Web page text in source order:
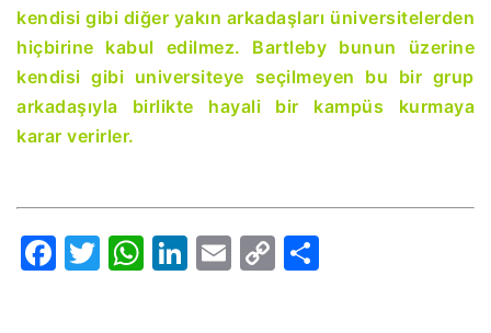
kendisi gibi diğer yakın arkadaşları üniversitelerden
hiçbirine kabul edilmez. Bartleby bunun üzerine
kendisi gibi universiteye seçilmeyen bu bir grup
arkadaşıyla birlikte hayali bir kampüs kurmaya
karar verirler.
Facebook
Twitter
WhatsApp
LinkedIn
Email
Copy